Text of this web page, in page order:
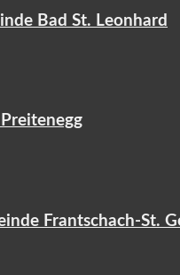
Bad St. Leonhard
Frantschach-St.